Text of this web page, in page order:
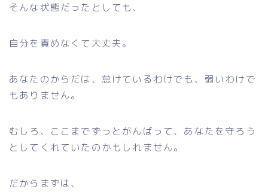
そんな状態だったとしても、
自分を責めなくて大丈夫。
あなたのからだは、怠けているわけでも、弱いわけで
もありません。
むしろ、ここまでずっとがんばって、あなたを守ろう
としてくれていたのかもしれません。
だからまずは、